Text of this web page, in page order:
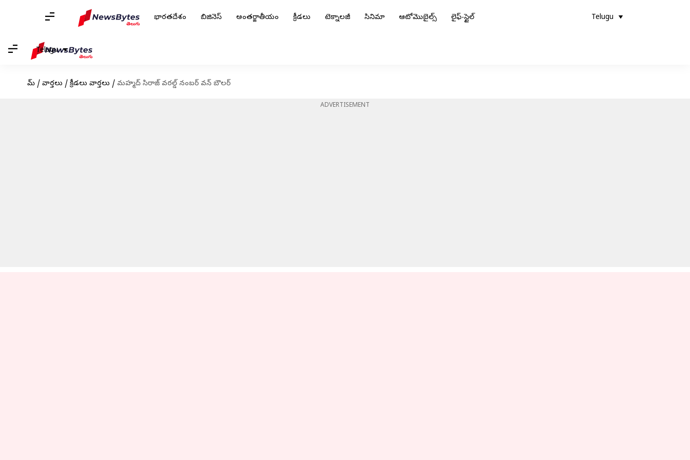
భారతదేశం బిజినెస్ అంతర్జాతీయం క్రీడలు టెక్నాలజీ సినిమా ఆటోమొబైల్స్ లైఫ్-స్టైల్ Telugu
Telugu
హోమ్ / వార్తలు / క్రీడలు వార్తలు / మహ్మద్ సిరాజ్ వరల్డ్ నంబర్ వన్ బౌలర్
ADVERTISEMENT